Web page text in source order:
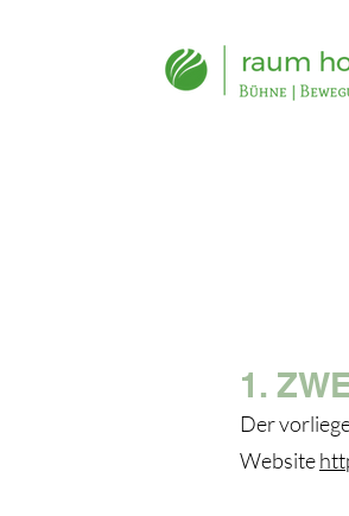
1.
Der
Website